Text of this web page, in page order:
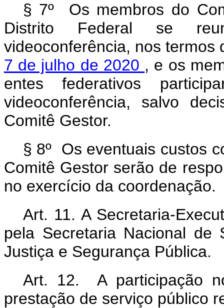
§ 7º Os membros do
Distrito Federal se
videoconferência, nos termos
7 de julho de 2020 , e os
entes federativos
videoconferência, salvo
Comitê Gestor.
§ 8º Os eventuais custos
Comitê Gestor serão de
no exercício da coordenação.
Art. 11. A Secretaria-
pela Secretaria Nacional de
Justiça e Segurança Pública.
Art. 12. A participação
prestação de serviço público